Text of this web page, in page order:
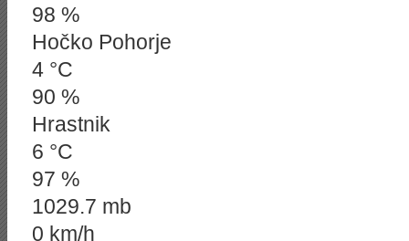
98 %
Hočko Pohorje
4 °C
90 %
Hrastnik
6 °C
97 %
1029.7 mb
0 km/h